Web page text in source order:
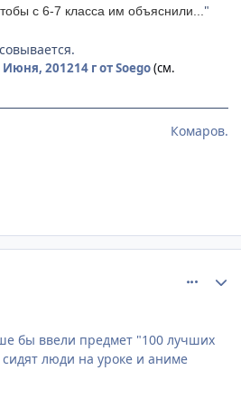
с 6-7 класса им объяснили... "
Июня, 201214 гот Soego(см.
Комаров.
бы ввели предмет "100 лучших
люди на уроке и аниме